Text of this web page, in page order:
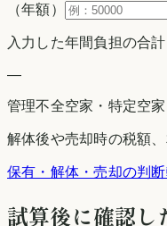
（年額）
入力した年間負担の合計
—
管理不全空家・特定空
解体後や売却時の税額
保有・解体・売却の判
試算後に確認し